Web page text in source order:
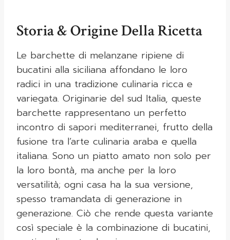
Storia & Origine Della Ricetta
Le barchette di melanzane ripiene di
bucatini alla siciliana affondano le loro
radici in una tradizione culinaria ricca e
variegata. Originarie del sud Italia, queste
barchette rappresentano un perfetto
incontro di sapori mediterranei, frutto della
fusione tra l’arte culinaria araba e quella
italiana. Sono un piatto amato non solo per
la loro bontà, ma anche per la loro
versatilità; ogni casa ha la sua versione,
spesso tramandata di generazione in
generazione. Ciò che rende questa variante
così speciale è la combinazione di bucatini,